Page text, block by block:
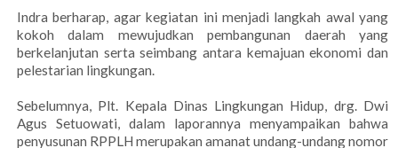
Indra berharap, agar kegiatan ini menjadi langkah awal yang
kokoh dalam mewujudkan pembangunan daerah yang
berkelanjutan serta seimbang antara kemajuan ekonomi dan
pelestarian lingkungan.
Sebelumnya, Plt. Kepala Dinas Lingkungan Hidup, drg. Dwi
Agus Setuowati, dalam laporannya menyampaikan bahwa
penyusunan RPPLH merupakan amanat undang-undang nomor